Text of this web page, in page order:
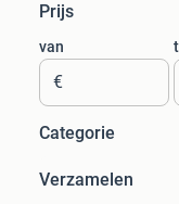
Prijs
van
€
Categorie
Verzamelen